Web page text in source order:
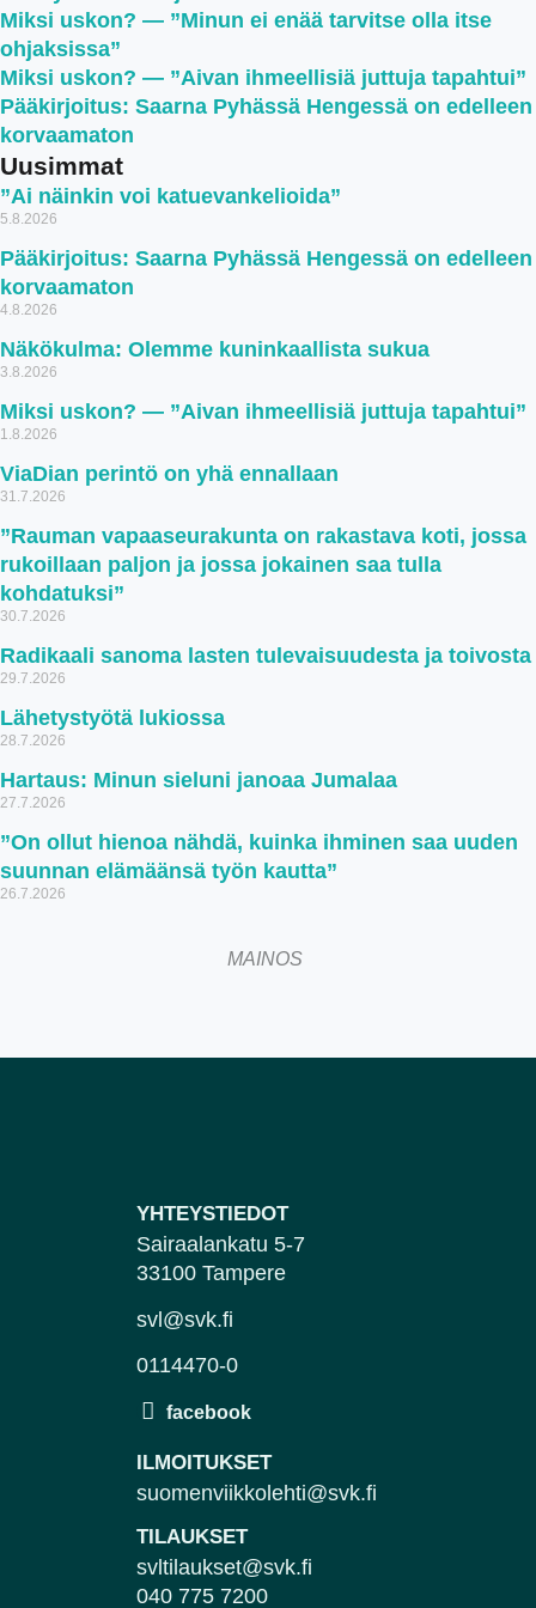
Miksi uskon? — ”Minun ei enää tarvitse olla itse
ohjaksissa”
Miksi uskon? — ”Aivan ihmeellisiä juttuja tapahtui”
Pääkirjoitus: Saarna Pyhässä Hengessä on edelleen
korvaamaton
Uusimmat
”Ai näinkin voi katuevankelioida”
5.8.2026
Pääkirjoitus: Saarna Pyhässä Hengessä on edelleen
korvaamaton
4.8.2026
Näkökulma: Olemme kuninkaallista sukua
3.8.2026
Miksi uskon? — ”Aivan ihmeellisiä juttuja tapahtui”
1.8.2026
ViaDian perintö on yhä ennallaan
31.7.2026
”Rauman vapaaseurakunta on rakastava koti, jossa
rukoillaan paljon ja jossa jokainen saa tulla
kohdatuksi”
30.7.2026
Radikaali sanoma lasten tulevaisuudesta ja toivosta
29.7.2026
Lähetystyötä lukiossa
28.7.2026
Hartaus: Minun sieluni janoaa Jumalaa
27.7.2026
”On ollut hienoa nähdä, kuinka ihminen saa uuden
suunnan elämäänsä työn kautta”
26.7.2026
MAINOS
YHTEYSTIEDOT
Sairaalankatu 5-7
33100 Tampere
svl@svk.fi
0114470-0
ILMOITUKSET
suomenviikkolehti@svk.fi
TILAUKSET
svltilaukset@svk.fi
040 775 7200